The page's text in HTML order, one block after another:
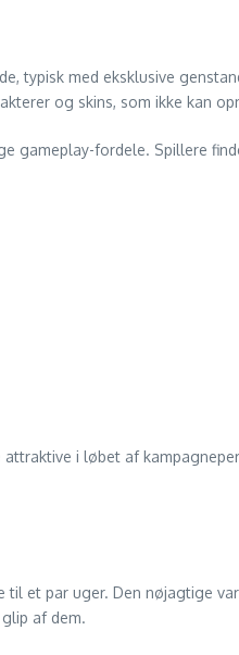
typisk med eksklusive
og skins, som ikke kan
fordele. Spillere
i løbet af
et par uger. Den nøjagtige
af dem.